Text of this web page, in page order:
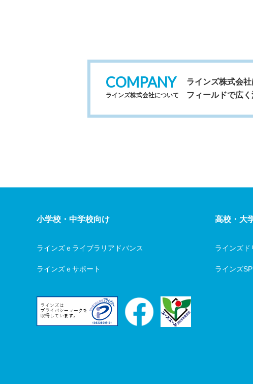
7. 個人情報は、個人情報保護管理者が適切に
TEL：03-6861-6200
COMPANY
ラインズ株式会社について
ラインズ株式会
フィールドで広
小学校・中学校向け
ラインズｅライブラリアドバンス
ラインズｅサポート
高校・大
ラインズド
ラインズ